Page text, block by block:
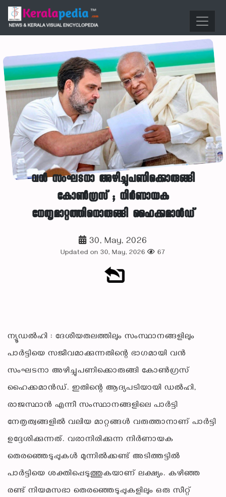
വൻ സംഘടനാ അഴിച്ചുപണിക്കൊരുങ്ങി
കോൺഗ്രസ് ; നിർണായക
നേതൃമാറ്റത്തിനൊരുങ്ങി ഹൈക്കമാൻഡ്
30, May, 2026
Updated on 30, May, 2026 67
ന്യൂഡൽഹി : ദേശീയതലത്തിലും സംസ്ഥാനങ്ങളിലും
പാർട്ടിയെ സജീവമാക്കുന്നതിന്റെ ഭാഗമായി വൻ
സംഘടനാ അഴിച്ചുപണിക്കൊരുങ്ങി കോൺഗ്രസ്
ഹൈക്കമാൻഡ്. ഇതിന്റെ ആദ്യപടിയായി ഡൽഹി,
രാജസ്ഥാൻ എന്നീ സംസ്ഥാനങ്ങളിലെ പാർട്ടി
നേതൃത്വങ്ങളിൽ വലിയ മാറ്റങ്ങൾ വരുത്താനാണ് പാർട്ടി
ഉദ്ദേശിക്കുന്നത്. വരാനിരിക്കുന്ന നിർണായക
തെരഞ്ഞെടുപ്പുകൾ മുന്നിൽക്കണ്ട് അടിത്തട്ടിൽ
പാർട്ടിയെ ശക്തിപ്പെടുത്തുകയാണ് ലക്ഷ്യം. കഴിഞ്ഞ
രണ്ട് നിയമസഭാ തെരഞ്ഞെടുപ്പുകളിലും ഒരു സീറ്റ്